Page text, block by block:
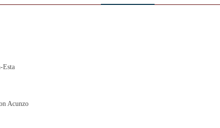
Esta
Acunzo